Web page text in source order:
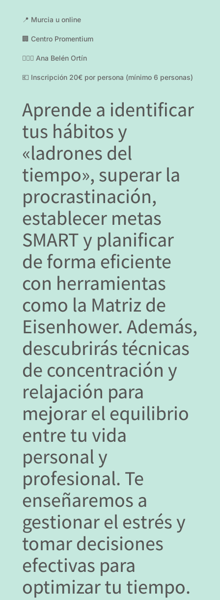
📍 Murcia u online
🏢 Centro Promentium
👩🏻‍⚕️ Ana Belén Ortín
💶 Inscripción 20€ por persona (mínimo 6 personas)
Aprende a identificar
tus hábitos y
«ladrones del
tiempo», superar la
procrastinación,
establecer metas
SMART y planificar
de forma eficiente
con herramientas
como la Matriz de
Eisenhower. Además,
descubrirástécnicas
de concentración y
relajación para
mejorar el equilibrio
entre tu vida
personal y
profesional. Te
enseñaremos a
gestionar el estrésy
tomar decisiones
efectivas para
optimizar tu tiempo.